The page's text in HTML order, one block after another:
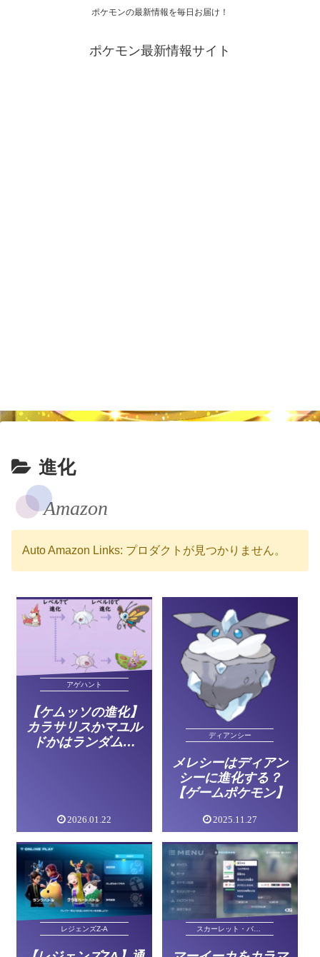
ポケモンの最新情報を毎日お届け！
ポケモン最新情報サイト
進化
Amazon
Auto Amazon Links: プロダクトが見つかりません。
アゲハント
【ケムッソの進化】
カラサリスかマユル
ドかはランダム？
2026.01.22
ディアンシー
メレシーはディアン
シーに進化する？
【ゲームポケモン】
2025.11.27
レジェンズZ-A スカーレット・バイオレット